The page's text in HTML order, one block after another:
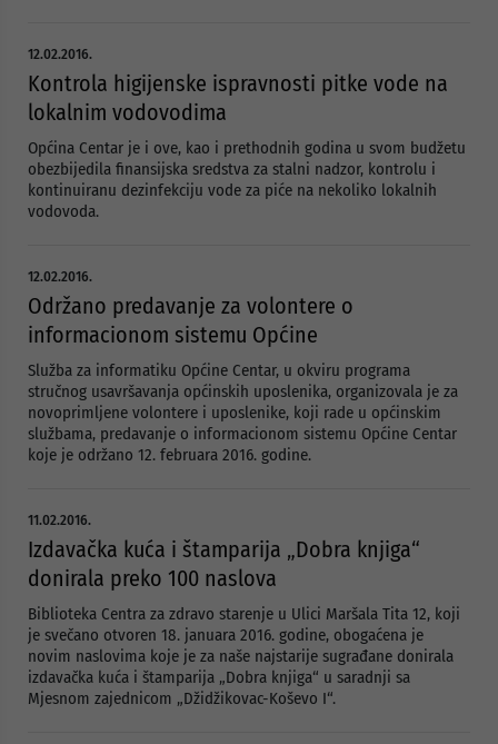
12.02.2016.
Kontrola higijenske ispravnosti pitke vode na
lokalnim vodovodima
Općina Centar je i ove, kao i prethodnih godina u svom budžetu
obezbijedila finansijska sredstva za stalni nadzor, kontrolu i
kontinuiranu dezinfekciju vode za piće na nekoliko lokalnih
vodovoda.
12.02.2016.
Održano predavanje za volontere o
informacionom sistemu Općine
Služba za informatiku Općine Centar, u okviru programa
stručnog usavršavanja općinskih uposlenika, organizovala je za
novoprimljene volontere i uposlenike, koji rade u općinskim
službama, predavanje o informacionom sistemu Općine Centar
koje je održano 12. februara 2016. godine.
11.02.2016.
Izdavačka kuća i štamparija „Dobra knjiga“
donirala preko 100 naslova
Biblioteka Centra za zdravo starenje u Ulici Maršala Tita 12, koji
je svečano otvoren 18. januara 2016. godine, obogaćena je
novim naslovima koje je za naše najstarije sugrađane donirala
izdavačka kuća i štamparija „Dobra knjiga“ u saradnji sa
Mjesnom zajednicom „Džidžikovac-Koševo I“.